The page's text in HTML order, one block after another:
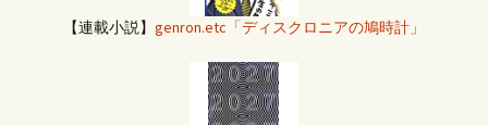
【連載小説】 genron.etc「ディスクロニアの鳩時計」